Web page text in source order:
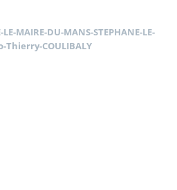
MAIRE-DU-MANS-STEPHANE-LE-
Thierry-COULIBALY